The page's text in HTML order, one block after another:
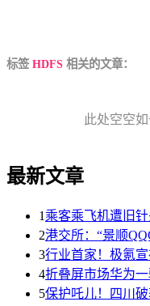
标签HDFS 相关的文章：
此处空空
最新文章
1 乘客乘飞机遭旧
2港交所：“景顺
3行业首家！极氪
4折叠屏市场华为
5保护吒儿！四川